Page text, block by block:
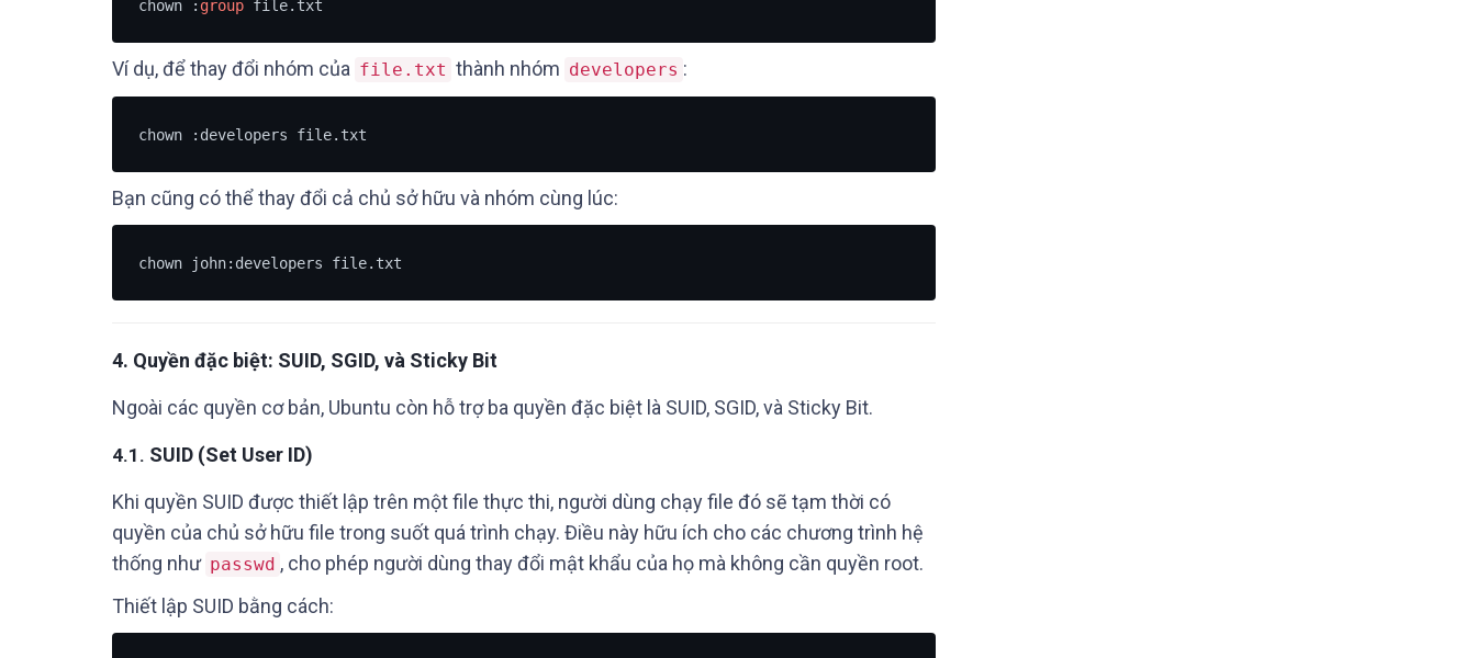
chown : group file.txt
Ví dụ, để thay đổi nhóm của file.txt thành nhóm developers :
chown :developers file.txt
Bạn cũng có thể thay đổi cả chủ sở hữu và nhóm cùng lúc:
chown john:developers file.txt
4. Quyền đặc biệt: SUID, SGID, và Sticky Bit
Ngoài các quyền cơ bản, Ubuntu còn hỗ trợ ba quyền đặc biệt là SUID, SGID, và Sticky Bit.
4.1. SUID (Set User ID)
Khi quyền SUID được thiết lập trên một file thực thi, người dùng chạy file đó sẽ tạm thời có
quyền của chủ sở hữu file trong suốt quá trình chạy. Điều này hữu ích cho các chương trình hệ
thống như passwd , cho phép người dùng thay đổi mật khẩu của họ mà không cần quyền root.
Thiết lập SUID bằng cách: